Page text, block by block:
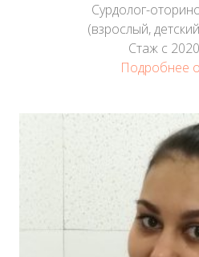
Сурдолог-
(взрослый,
Стаж с
Подробнее